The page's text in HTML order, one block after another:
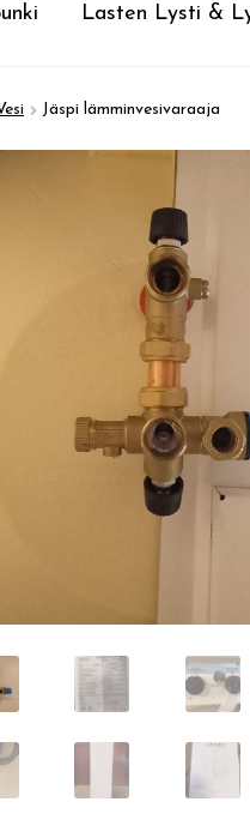
Lasten Lysti &
Jäspi lämminvesivaraaja